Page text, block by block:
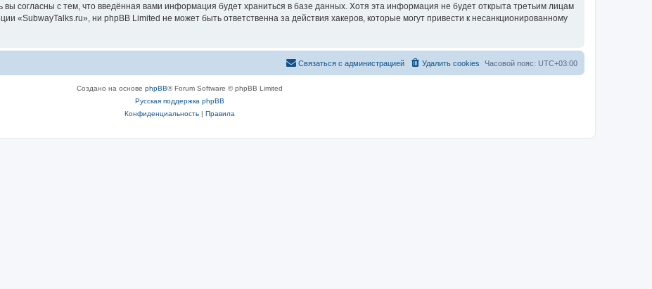
согласны с тем, что введённая вами информация будет храниться в базе данных. Хотя эта информация не будет открыта третьим лицам
«SubwayTalks.ru», ни phpBB Limited не может быть ответственна за действия хакеров, которые могут привести к несанкционированному
Часовой пояс: UTC+03:00
Удалить cookies
Связаться с администрацией
Создано на основе phpBB® Forum Software © phpBB Limited
Русская поддержка phpBB
Конфиденциальность| Правила